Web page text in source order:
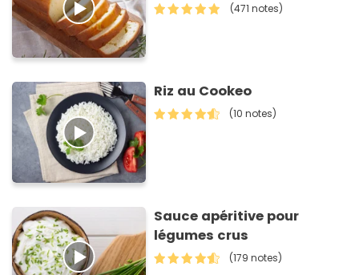
(471 notes)
Riz au Cookeo
(10 notes)
Sauce apéritive pour
légumes crus
(179 notes)